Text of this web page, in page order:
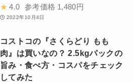
★ 4.0 参考価格 1,480円
2022年10月4日
コストコの『さくらどり もも
肉』は買いなの？ 2.5kgパックの
旨み・食べ方・コスパをチェック
してみた